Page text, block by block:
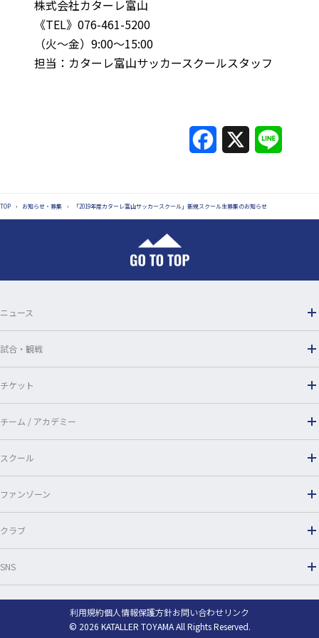
株式会社カターレ富山
《TEL》076-461-5200
（火～金）9:00～15:00
担当：カターレ富山サッカースクールスタッフ
e
k
e
TOP › お知らせ・募集 › 「2019年度カターレ富山サッカースクール」新規スクール生募集のお知らせ
ニュース
試合・観戦
チケット
チーム / アカデミー
スクール
ファンゾーン
クラブ
SNS
利用規約個人情報保護方針お問い合わせリンク
© 2026 KATALLER TOYAMA All Rights Reserved.